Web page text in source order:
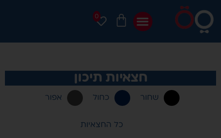
0
חצאיות תיכון
שחור כחול אפור
כל החצאיות